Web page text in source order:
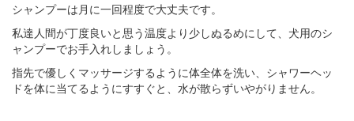
シャンプーは月に一回程度で大丈夫です。
私達人間が丁度良いと思う温度より少しぬるめにして、犬用のシ
ャンプーでお手入れしましょう。
指先で優しくマッサージするように体全体を洗い、シャワーヘッ
ドを体に当てるようにすすぐと、水が散らずいやがりません。